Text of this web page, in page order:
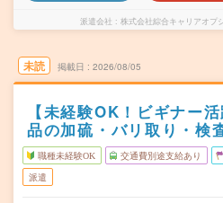
派遣会社 株式会社綜合キャリアオプ
未読 掲載日 2026/08/05
【未経験OK！ビギナー
品の加硫・バリ取り・検
職種未経験OK 交通費別途支給あり
派遣